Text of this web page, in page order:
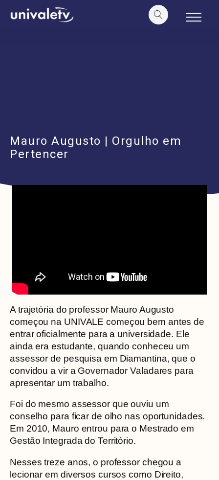
conteúdo
Mauro Augusto | Orgulho em
Pertencer
A trajetória do professor Mauro Augusto
começou na UNIVALE começou bem antes de
entrar oficialmente para a universidade. Ele
ainda era estudante, quando conheceu um
assessor de pesquisa em Diamantina, que o
convidou a vir a Governador Valadares para
apresentar um trabalho.
Foi do mesmo assessor que ouviu um
conselho para ficar de olho nas oportunidades.
Em 2010, Mauro entrou para o Mestrado em
Gestão Integrada do Território.
Nesses treze anos, o professor chegou a
lecionar em diversos cursos como Direito,